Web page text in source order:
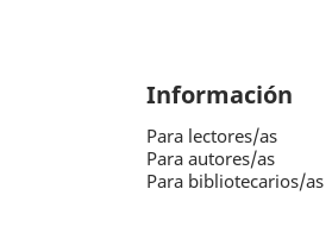
Información
Para lectores/as
Para autores/as
Para bibliotecarios/as